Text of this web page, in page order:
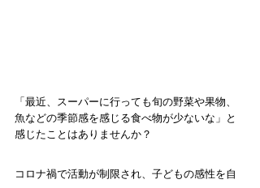
「最近、スーパーに行っても旬の野菜や果物、
魚などの季節感を感じる食べ物が少ないな」と
感じたことはありませんか？
コロナ禍で活動が制限され、子どもの感性を自